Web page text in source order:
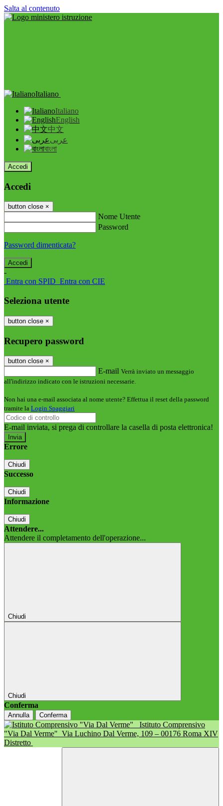
Salta al contenuto
Italiano
Italiano
English
中文
عربى
বাংলা
Accedi
Accedi
button close ×
Nome Utente
Password
Password dimenticata?
-
Entra con SPID Entra con CIE
Seleziona utente
button close ×
Recupero password
button close ×
E-mail Verrà inviato un messaggio
all'indirizzo indicato con le istruzioni necessarie.
Non hai una e-mail associata al nome utente? Effettua il reset della password
tramite la Login Spaggiari
E-mail inviata, si prega di controllare la casella di posta elettronica!
Errore
Chiudi
Successo
Chiudi
Informazione
Chiudi
Attendere...
Attendere il completamento dell'operazione...
Chiudi
Chiudi
Conferma
Annulla Conferma
Istituto Comprensivo
"Via Dal Verme" Via Luchino Dal Verme, 109 – 00176 Roma XIV
Distretto